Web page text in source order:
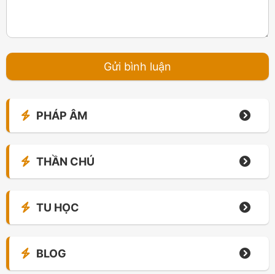
PHÁP ÂM
THẦN CHÚ
TU HỌC
BLOG